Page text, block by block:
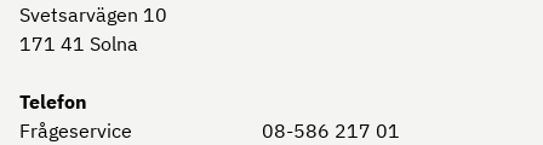
Svetsarvägen 10
171 41 Solna
Telefon
Frågeservice
08-586 217 01